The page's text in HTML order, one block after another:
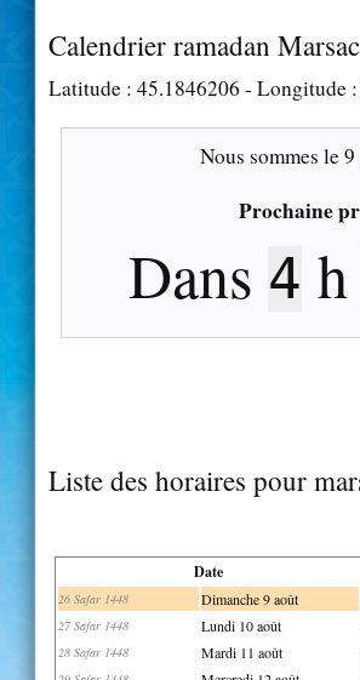
Calendrier ramadan
Latitude : 45.1846206 - Longitude :
Nous sommes le9
Prochaine
Dans 4 h
Liste des horaires pour
Date
26 Safar 1448 Dimanche 9 août
27 Safar 1448 Lundi 10 août
28 Safar 1448 Mardi 11 août